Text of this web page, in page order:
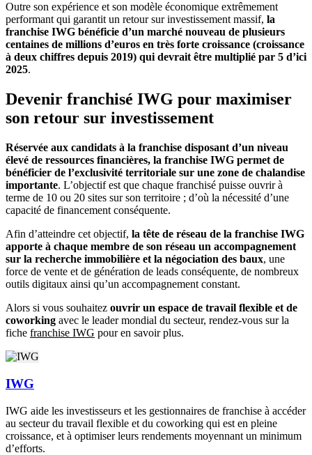
Outre son expérience et son modèle économique extrêmement
performant qui garantit un retour sur investissement massif, la
franchise IWG bénéficie d’un marché nouveau de plusieurs
centaines de millions d’euros en très forte croissance (croissance
à deux chiffres depuis 2019) qui devrait être multiplié par 5 d’ici
2025.
Devenir franchisé IWG pour maximiser
son retour sur investissement
Réservée aux candidats à la franchise disposant d’un niveau
élevé de ressources financières, la franchise IWG permet de
bénéficier de l’exclusivité territoriale sur une zone de chalandise
importante. L’objectif est que chaque franchisé puisse ouvrir à
terme de 10 ou 20 sites sur son territoire ; d’où la nécessité d’une
capacité de financement conséquente.
Afin d’atteindre cet objectif, la tête de réseau de la franchise IWG
apporte à chaque membre de son réseau un accompagnement
sur la recherche immobilière et la négociation des baux, une
force de vente et de génération de leads conséquente, de nombreux
outils digitaux ainsi qu’un accompagnement constant.
Alors si vous souhaitez ouvrir un espace de travail flexible et de
coworking avec le leader mondial du secteur, rendez-vous sur la
fiche franchise IWG pour en savoir plus.
IWG
IWG aide les investisseurs et les gestionnaires de franchise à accéder
au secteur du travail flexible et du coworking qui est en pleine
croissance, et à optimiser leurs rendements moyennant un minimum
d’efforts.